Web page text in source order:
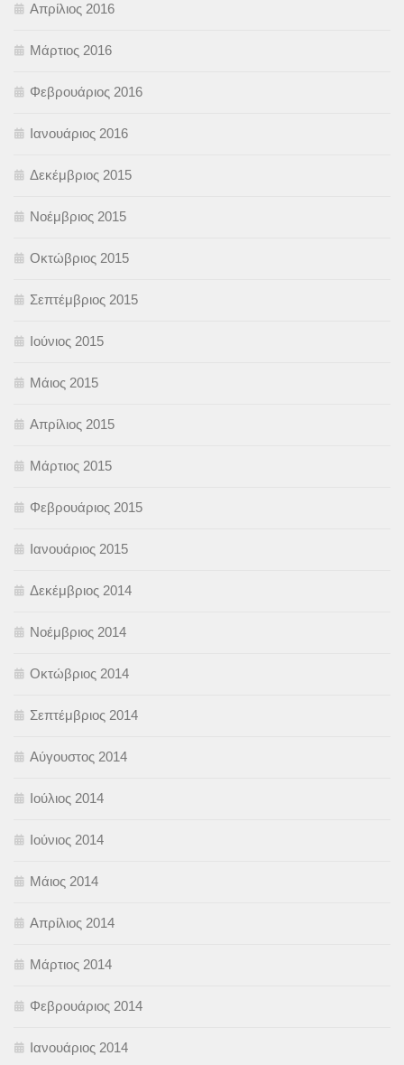
Απρίλιος 2016
Μάρτιος 2016
Φεβρουάριος 2016
Ιανουάριος 2016
Δεκέμβριος 2015
Νοέμβριος 2015
Οκτώβριος 2015
Σεπτέμβριος 2015
Ιούνιος 2015
Μάιος 2015
Απρίλιος 2015
Μάρτιος 2015
Φεβρουάριος 2015
Ιανουάριος 2015
Δεκέμβριος 2014
Νοέμβριος 2014
Οκτώβριος 2014
Σεπτέμβριος 2014
Αύγουστος 2014
Ιούλιος 2014
Ιούνιος 2014
Μάιος 2014
Απρίλιος 2014
Μάρτιος 2014
Φεβρουάριος 2014
Ιανουάριος 2014